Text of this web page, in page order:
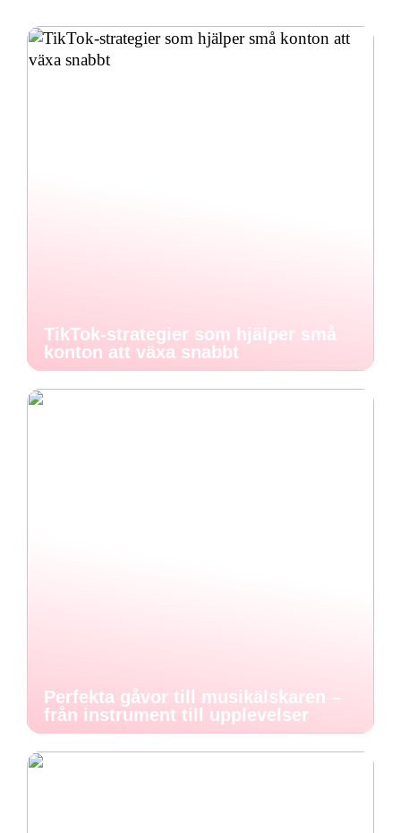
TikTok-strategier som hjälper små
konton att växa snabbt
Perfekta gåvor till musikälskaren –
från instrument till upplevelser